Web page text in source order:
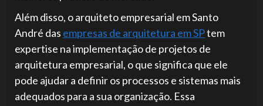
Além disso, o arquiteto empresarial em Santo
André das empresas de arquitetura em SPtem
expertise na implementação de projetos de
arquitetura empresarial, o que significa que ele
pode ajudar a definir os processos e sistemas mais
adequados para a sua organização. Essa